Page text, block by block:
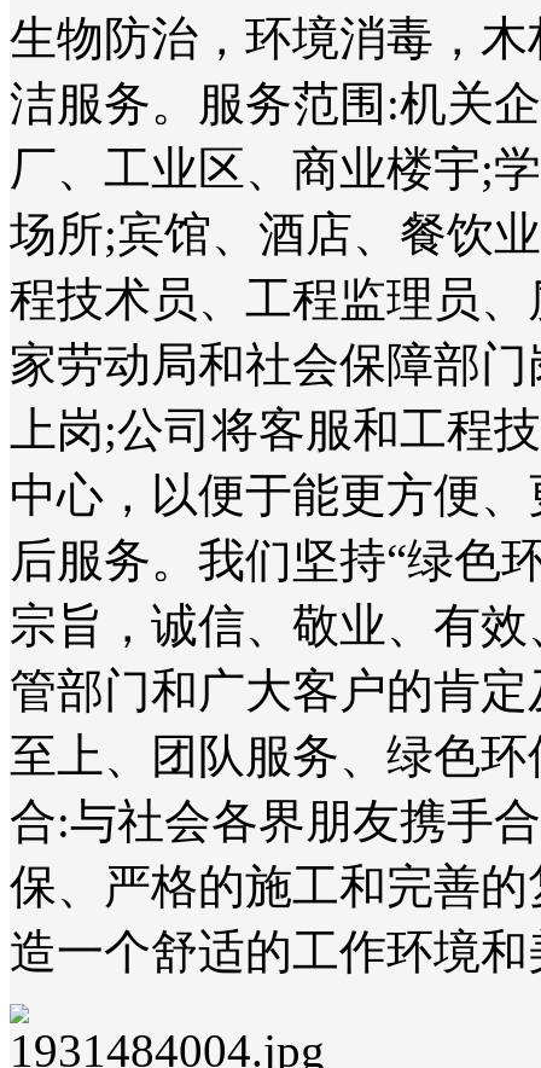
生物防治，环境消毒，
洁服务。服务范围:机关
厂、工业区、商业楼宇;
场所;宾馆、酒店、餐饮
程技术员、工程监理员
家劳动局和社会保障部
上岗;公司将客服和工程
中心，以便于能更方便
后服务。我们坚持“绿色
宗旨，诚信、敬业、有
管部门和广大客户的肯
至上、团队服务、绿色
合:与社会各界朋友携手
保、严格的施工和完善
造一个舒适的工作环境